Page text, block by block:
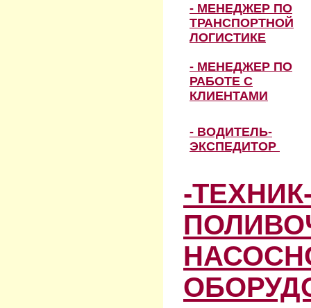
- МЕНЕДЖЕР ПО
ТРАНСПОРТНОЙ
ЛОГИСТИКЕ
- МЕНЕДЖЕР ПО
РАБОТЕ С
КЛИЕНТАМИ
- ВОДИТЕЛЬ-
ЭКСПЕДИТОР
-